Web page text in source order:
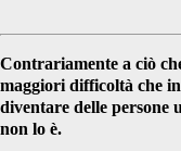
Contrariamente a ciò
maggiori difficoltà che
diventare delle persone
non lo è.